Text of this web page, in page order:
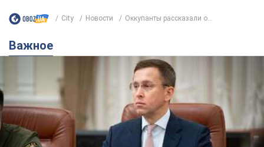
City Новости Оккупанты рассказали о...
Важное